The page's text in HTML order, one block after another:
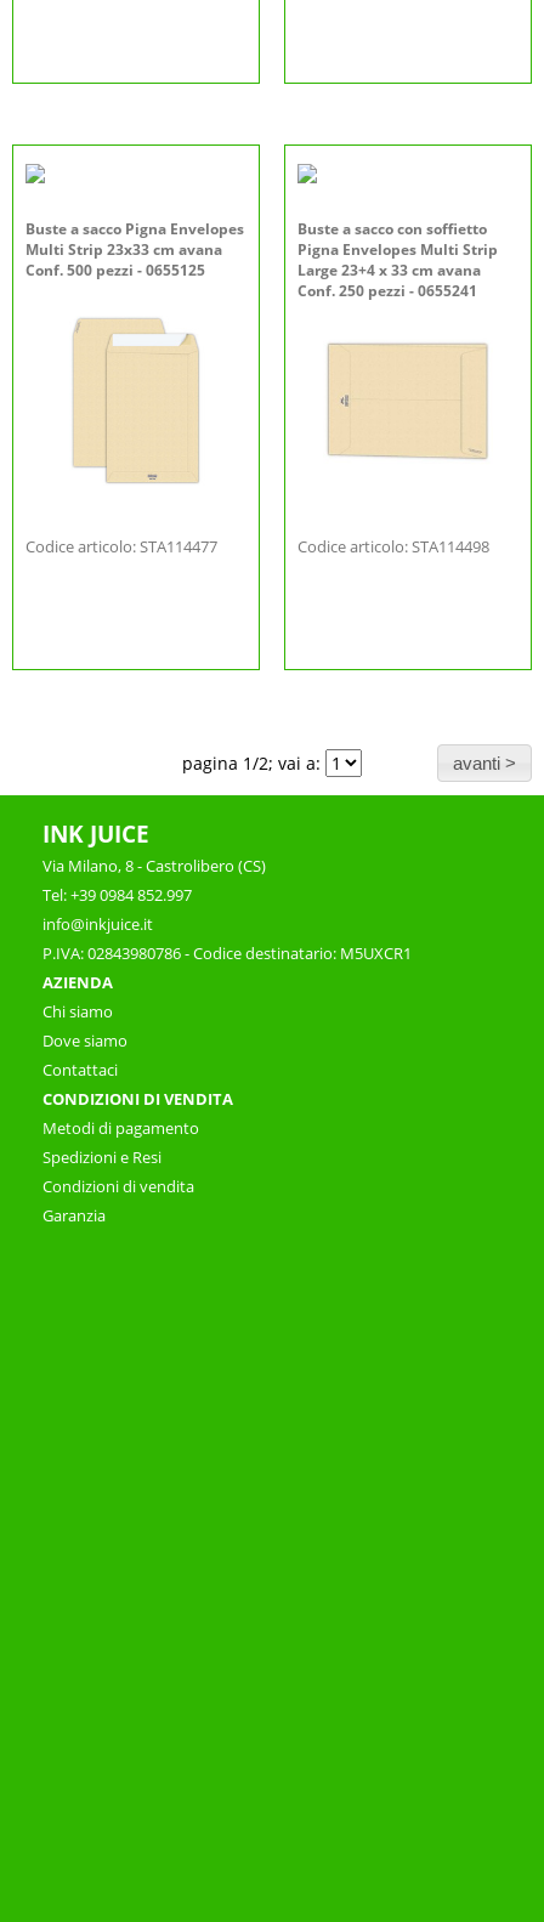
Buste a sacco Pigna Envelopes
Multi Strip 23x33 cm avana
Conf. 500 pezzi - 0655125
Codice articolo: STA114477
Buste a sacco con soffietto
Pigna Envelopes Multi Strip
Large 23+4 x 33 cm avana
Conf. 250 pezzi - 0655241
Codice articolo: STA114498
pagina 1/2; vai a:
INK JUICE
Via Milano, 8 - Castrolibero (CS)
Tel: +39 0984 852.997
info@inkjuice.it
P.IVA: 02843980786 - Codice destinatario: M5UXCR1
AZIENDA
Chi siamo
Dove siamo
Contattaci
CONDIZIONI DI VENDITA
Metodi di pagamento
Spedizioni e Resi
Condizioni di vendita
Garanzia